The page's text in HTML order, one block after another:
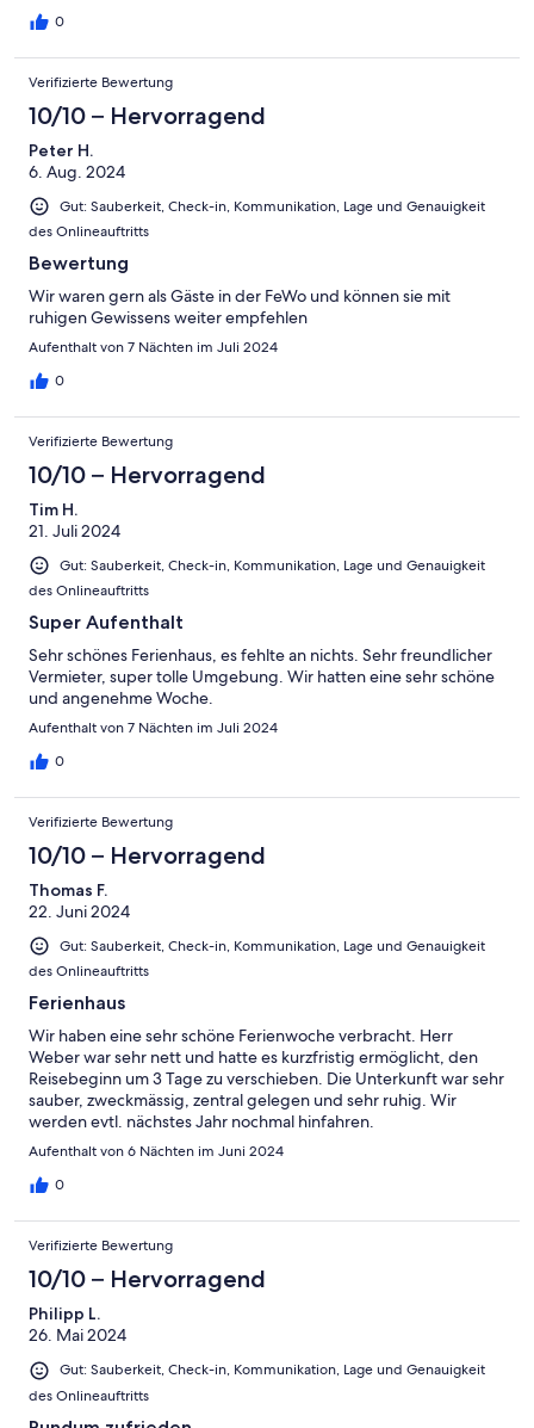
0
Verifizierte Bewertung
10/10 – Hervorragend
Peter H.
6. Aug. 2024
Gut: Sauberkeit, Check-in, Kommunikation, Lage und Genauigkeit
des Onlineauftritts
Bewertung
Wir waren gern als Gäste in der FeWo und können sie mit
ruhigen Gewissens weiter empfehlen
Aufenthalt von 7 Nächten im Juli 2024
0
Verifizierte Bewertung
10/10 – Hervorragend
Tim H.
21. Juli 2024
Gut: Sauberkeit, Check-in, Kommunikation, Lage und Genauigkeit
des Onlineauftritts
Super Aufenthalt
Sehr schönes Ferienhaus, es fehlte an nichts. Sehr freundlicher
Vermieter, super tolle Umgebung. Wir hatten eine sehr schöne
und angenehme Woche.
Aufenthalt von 7 Nächten im Juli 2024
0
Verifizierte Bewertung
10/10 – Hervorragend
Thomas F.
22. Juni 2024
Gut: Sauberkeit, Check-in, Kommunikation, Lage und Genauigkeit
des Onlineauftritts
Ferienhaus
Wir haben eine sehr schöne Ferienwoche verbracht. Herr
Weber war sehr nett und hatte es kurzfristig ermöglicht, den
Reisebeginn um 3 Tage zu verschieben. Die Unterkunft war sehr
sauber, zweckmässig, zentral gelegen und sehr ruhig. Wir
werden evtl. nächstes Jahr nochmal hinfahren.
Aufenthalt von 6 Nächten im Juni 2024
0
Verifizierte Bewertung
10/10 – Hervorragend
Philipp L.
26. Mai 2024
Gut: Sauberkeit, Check-in, Kommunikation, Lage und Genauigkeit
des Onlineauftritts